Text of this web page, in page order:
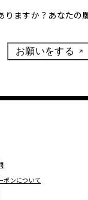
りますか？あなたの
お願いをする
ポンについて